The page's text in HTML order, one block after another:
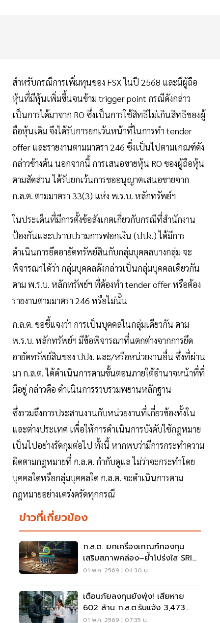
สำหรับกรณีการเพิ่มทุนของ FSX ในปี 2568 และมีผู้ถือ
หุ้นที่มีหุ้นเพิ่มขึ้นจนข้าม trigger point กรณีดังกล่าว
เป็นการได้มาจาก RO ซึ่งเป็นการใช้สิทธิไม่เกินสิทธิของผู้
ถือหุ้นเดิม จึงได้รับการยกเว้นหน้าที่ในการทำ tender
offer และรายงานตามมาตรา 246 ซึ่งเป็นไปตามเกณฑ์ดัง
กล่าวข้างต้น นอกจากนี้ การเสนอขายหุ้น RO ของผู้ถือหุ้น
ตามสัดส่วน ได้รับยกเว้นการขออนุญาตเสนอขายจาก
ก.ล.ต. ตามมาตรา 33(3) แห่ง พ.ร.บ. หลักทรัพย์ฯ
ในประเด็นที่มีการตั้งข้อสังเกตเกี่ยวกับกรณีที่สำนักงาน
ป้องกันและปราบปรามการฟอกเงิน (ปปง.) ได้มีการ
ดำเนินการยึดอายัดทรัพย์สินกับกลุ่มบุคคลบางกลุ่ม จะ
พิจารณาได้ว่า กลุ่มบุคคลดังกล่าวเป็นกลุ่มบุคคลเดียวกัน
ตาม พ.ร.บ. หลักทรัพย์ฯ ที่ต้องทำ tender offer หรือต้อง
รายงานตามมาตรา 246 หรือไม่นั้น
ก.ล.ต. ขอชี้แจงว่า การเป็นบุคคลในกลุ่มเดียวกัน ตาม
พ.ร.บ. หลักทรัพย์ฯ มีข้อพิจารณาที่แตกต่างจากการยึด
อายัดทรัพย์สินของ ปปง. และ/หรือหน่วยงานอื่น ซึ่งที่ผ่าน
มา ก.ล.ต. ได้ดำเนินการตามขั้นตอนภายใต้อำนาจหน้าที่ที่
มีอยู่ กล่าวคือ ดำเนินการรวบรวมพยานหลักฐาน
ซึ่งรวมถึงการประสานงานกับหน่วยงานที่เกี่ยวข้องทั้งใน
และต่างประเทศ เพื่อให้การดำเนินการบังคับใช้กฎหมาย
เป็นไปอย่างรัดกุมต่อไป ทั้งนี้ หากพบว่ามีการกระทำความ
ผิดตามกฎหมายที่ ก.ล.ต. กำกับดูแล ไม่ว่าจะกระทำโดย
บุคคลใดหรือกลุ่มบุคคลใด ก.ล.ต. จะดำเนินการตาม
กฎหมายอย่างเคร่งครัดทุกกรณี
ข่าวที่เกี่ยวข้อง
ก.ล.ต. ยกเครื่องเกณฑ์กองทุน
เสริมสภาพคล่อง–ย้ำโปร่งใส SRI
เปิดเฮียริ่งถึง 5 มิ.ย.
01 พ.ค. 2569 | 04:30 น.
เตือนภัยลงทุนยังพุ่ง! เสียหาย
602 ล้าน ก.ล.ต.รับแจ้ง 3,473
ครั้ง ดัน 3Cs สกัดโกง
01 พ.ค. 2569 | 07:35 น.